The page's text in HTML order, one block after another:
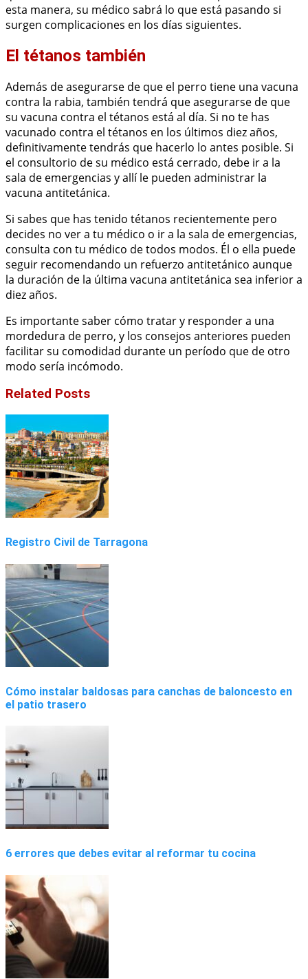
esta manera, su médico sabrá lo que está pasando si
surgen complicaciones en los días siguientes.
El tétanos también
Además de asegurarse de que el perro tiene una vacuna
contra la rabia, también tendrá que asegurarse de que
su vacuna contra el tétanos está al día. Si no te has
vacunado contra el tétanos en los últimos diez años,
definitivamente tendrás que hacerlo lo antes posible. Si
el consultorio de su médico está cerrado, debe ir a la
sala de emergencias y allí le pueden administrar la
vacuna antitetánica.
Si sabes que has tenido tétanos recientemente pero
decides no ver a tu médico o ir a la sala de emergencias,
consulta con tu médico de todos modos. Él o ella puede
seguir recomendando un refuerzo antitetánico aunque
la duración de la última vacuna antitetánica sea inferior a
diez años.
Es importante saber cómo tratar y responder a una
mordedura de perro, y los consejos anteriores pueden
facilitar su comodidad durante un período que de otro
modo sería incómodo.
Related Posts
Registro Civil de Tarragona
Cómo instalar baldosas para canchas de baloncesto en
el patio trasero
6 errores que debes evitar al reformar tu cocina